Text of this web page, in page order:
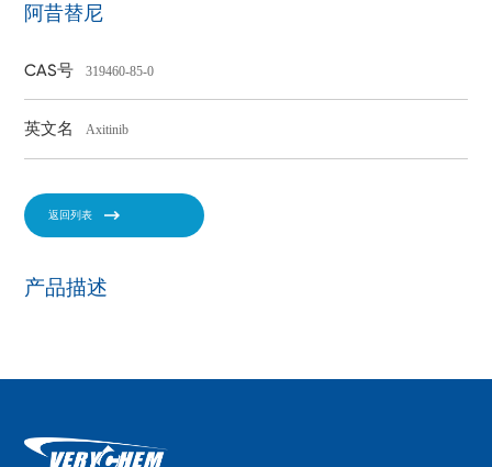
阿昔替尼
CAS号 319460-85-0
英文名 Axitinib
返回列表
产品描述